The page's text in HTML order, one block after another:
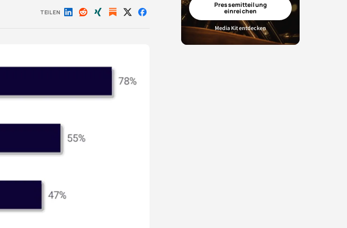
TEILEN Auf Auf Auf Auf Auf
Pressemitteilung
einreichen
Media Kit entdecken